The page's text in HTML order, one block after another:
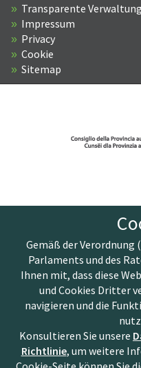
Transparente Verwaltung
Impressum
Privacy
Cookie
Sitemap
Gemäß der Verordnung
Parlaments und des
Ihnen mit, dass diese
und Cookies Dritter
navigieren und die
Konsultieren Sie unsere
Richtlinie, um weitere